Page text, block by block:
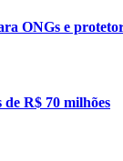
ONGs e
de R$ 70 milhões